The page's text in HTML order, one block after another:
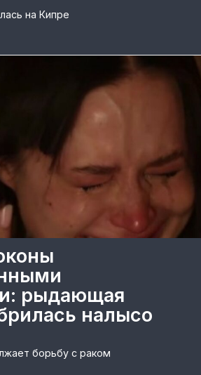
на Кипре
рыдающая
налысо
борьбу с раком